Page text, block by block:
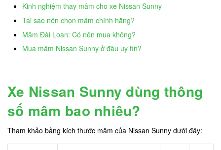
Kinh nghiệm thay mâm cho xe Nissan Sunny
Tại sao nên chọn mâm chính hãng?
Mâm Đài Loan: Có nên mua không?
Mua mâm Nissan Sunny ở đâu uy tín?
Xe Nissan Sunny dùng thông
số mâm bao nhiêu?
Tham khảo bảng kích thước mâm của Nissan Sunny dưới đây: